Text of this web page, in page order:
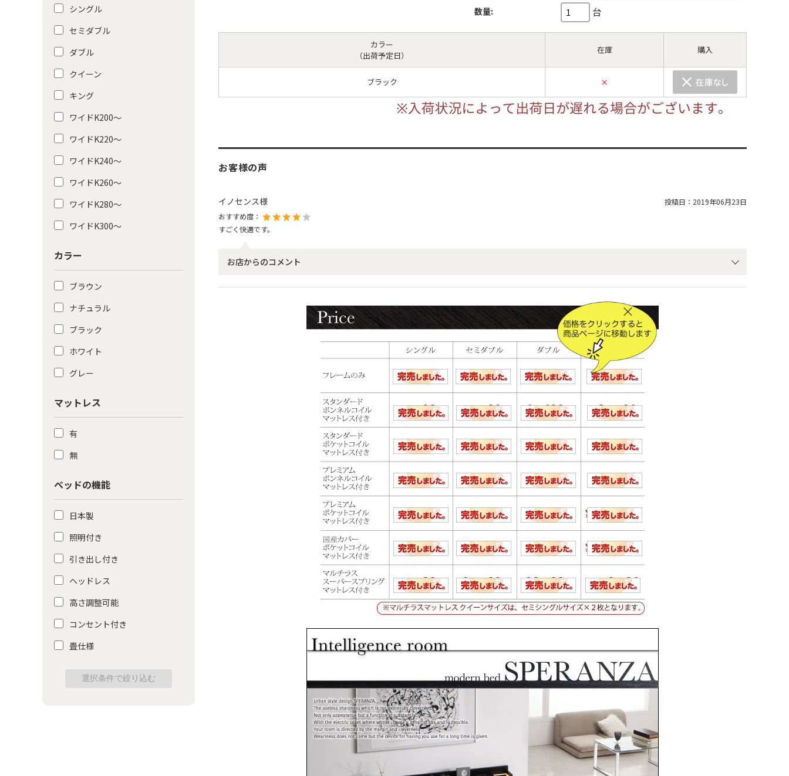
数量: 台
カラー
（出荷予定日）
在庫 購入
ブラック ×
お客様の声
イノセンス様 投稿日： 2019年06月23日
おすすめ度：
すごく快適です。
お店からのコメント
シングル
セミダブル
ダブル
クイーン
キング
ワイドK200〜
ワイドK220〜
ワイドK240〜
ワイドK260〜
ワイドK280〜
ワイドK300〜
カラー
ブラウン
ナチュラル
ブラック
ホワイト
グレー
マットレス
有
無
ベッドの機能
日本製
照明付き
引き出し付き
ヘッドレス
高さ調整可能
コンセント付き
畳仕様